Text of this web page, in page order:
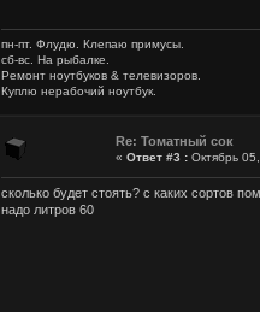
пн-пт. Флудю. Клепаю примусы.
сб-вс. На рыбалке.
Ремонт ноутбуков & телевизоров.
Куплю нерабочий ноутбук.
Re: Томатный сок
« Ответ #3 : Октябрь
сколько будет стоять? с каких сортов
надо литров 60